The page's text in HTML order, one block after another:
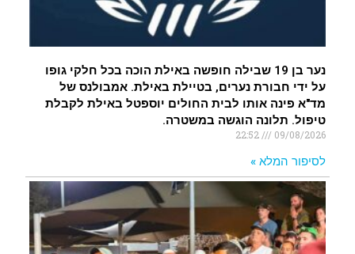
נער בן 19 שבילה חופשה באילת הוכה בכל חלקי גופו
על ידי חבורת נערים, בטיילת באילת. אמבולנס של
מד"א פינה אותו לבית החולים יוספטל באילת לקבלת
טיפול. תלונה הוגשה במשטרה.
09/08/2026
22:52
לסיפור המלא »